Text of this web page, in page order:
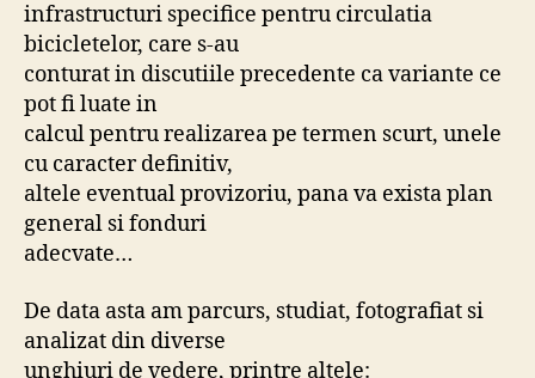
infrastructuri specifice pentru circulatia
bicicletelor, care s-au
conturat in discutiile precedente ca variante ce
pot fi luate in
calcul pentru realizarea pe termen scurt, unele
cu caracter definitiv,
altele eventual provizoriu, pana va exista plan
general si fonduri
adecvate…
De data asta am parcurs, studiat, fotografiat si
analizat din diverse
unghiuri de vedere, printre altele: